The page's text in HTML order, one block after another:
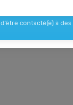
contacté(e) à